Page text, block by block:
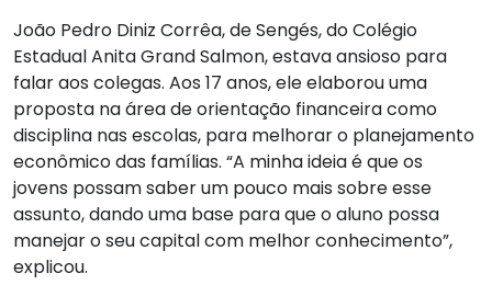
João Pedro Diniz Corrêa, de Sengés, do Colégio
Estadual Anita Grand Salmon, estava ansioso para
falar aos colegas. Aos 17 anos, ele elaborou uma
proposta na área de orientação financeira como
disciplina nas escolas, para melhorar o planejamento
econômico das famílias. “A minha ideia é que os
jovens possam saber um pouco mais sobre esse
assunto, dando uma base para que o aluno possa
manejar o seu capital com melhor conhecimento”,
explicou.